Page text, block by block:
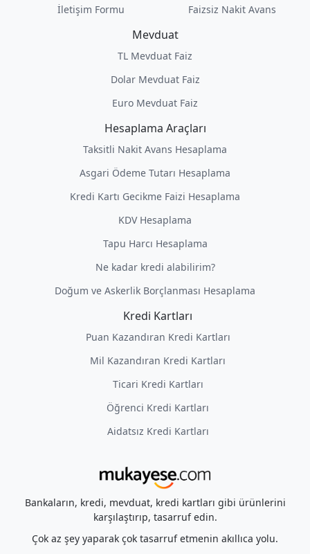
İletişim Formu
Faizsiz Nakit Avans
Mevduat
TL Mevduat Faiz
Dolar Mevduat Faiz
Euro Mevduat Faiz
Hesaplama Araçları
Taksitli Nakit Avans Hesaplama
Asgari Ödeme Tutarı Hesaplama
Kredi Kartı Gecikme Faizi Hesaplama
KDV Hesaplama
Tapu Harcı Hesaplama
Ne kadar kredi alabilirim?
Doğum ve Askerlik Borçlanması Hesaplama
Kredi Kartları
Puan Kazandıran Kredi Kartları
Mil Kazandıran Kredi Kartları
Ticari Kredi Kartları
Öğrenci Kredi Kartları
Aidatsız Kredi Kartları
Bankaların, kredi, mevduat, kredi kartları gibi ürünlerini
karşılaştırıp, tasarruf edin.
Çok az şey yaparak çok tasarruf etmenin akıllıca yolu.